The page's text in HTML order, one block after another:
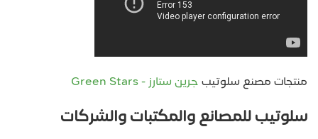
منتجات مصنع سلوتيب جرين ستارز - Green Stars
سلوتيب للمصانع والمكتبات والشركات